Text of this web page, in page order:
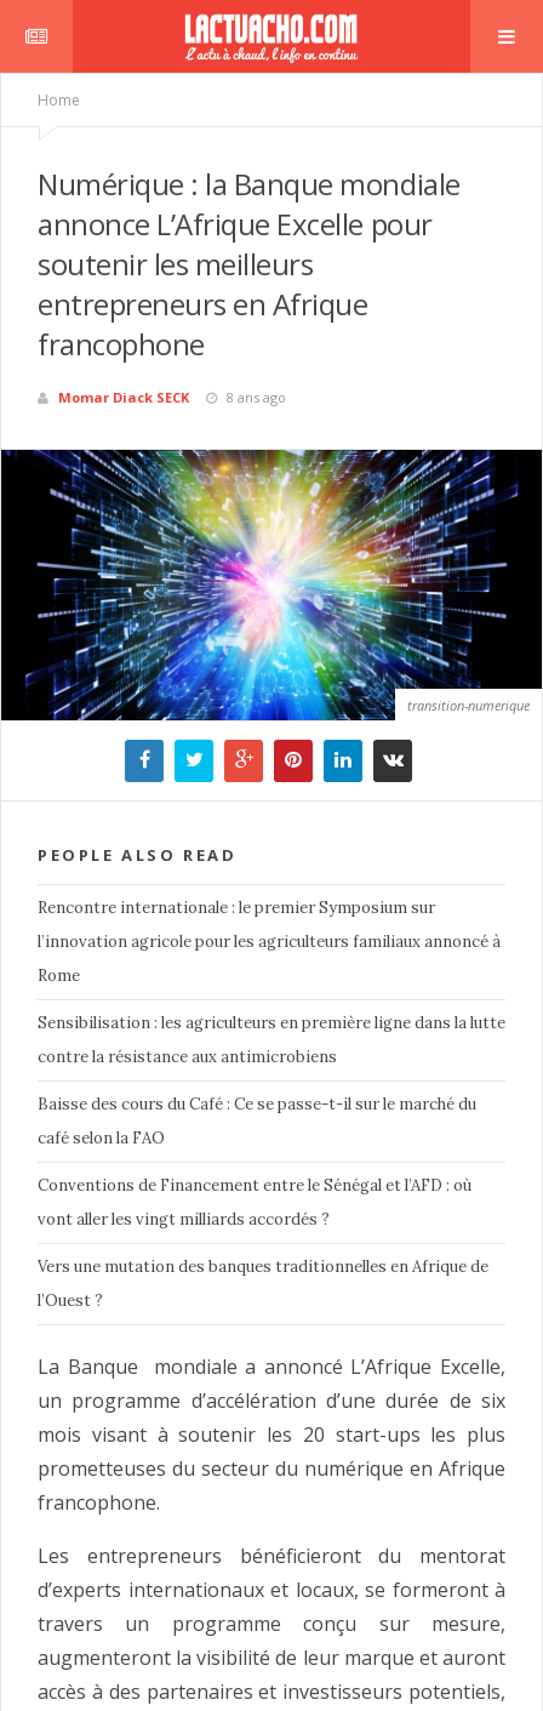
Home
Numérique : la Banque mondiale
annonce L’Afrique Excelle pour
soutenir les meilleurs
entrepreneurs en Afrique
francophone
Momar Diack SECK 8 ans ago
transition-numerique
PEOPLE ALSO READ
Rencontre internationale : le premier Symposium sur
l’innovation agricole pour les agriculteurs familiaux annoncé à
Rome
Sensibilisation : les agriculteurs en première ligne dans la lutte
contre la résistance aux antimicrobiens
Baisse des cours du Café : Ce se passe-t-il sur le marché du
café selon la FAO
Conventions de Financement entre le Sénégal et l’AFD : où
vont aller les vingt milliards accordés ?
Vers une mutation des banques traditionnelles en Afrique de
l’Ouest ?
La Banque mondiale a annoncé L’Afrique Excelle,
un programme d’accélération d’une durée de six
mois visant à soutenir les 20 start-ups les plus
prometteuses du secteur du numérique en Afrique
francophone.
Les entrepreneurs bénéficieront du mentorat
d’experts internationaux et locaux, se formeront à
travers un programme conçu sur mesure,
augmenteront la visibilité de leur marque et auront
accès à des partenaires et investisseurs potentiels,